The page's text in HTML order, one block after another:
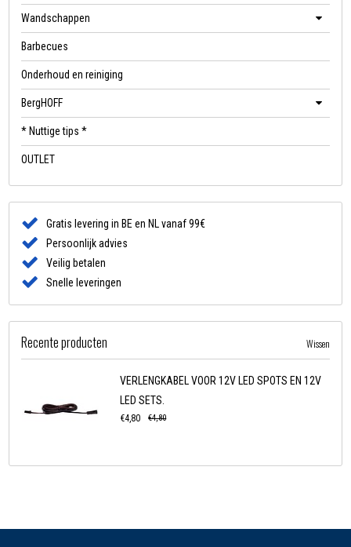
Wandschappen
Barbecues
Onderhoud en reiniging
BergHOFF
* Nuttige tips *
OUTLET
Gratis levering in BE en NL vanaf 99€
Persoonlijk advies
Veilig betalen
Snelle leveringen
Recente producten Wissen
VERLENGKABEL VOOR 12V LED SPOTS EN 12V
LED SETS.
€4,80 €4,80